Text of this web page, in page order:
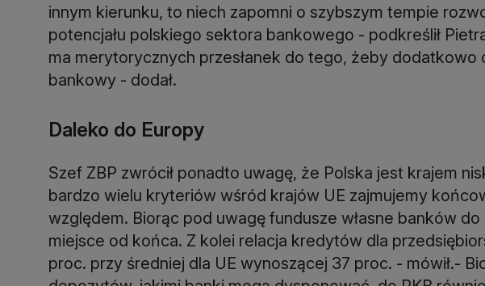
innym kierunku, to niech zapomni o szybszym tempie
potencjału polskiego sektora bankowego - podkreślił
ma merytorycznych przesłanek do tego, żeby
bankowy - dodał.
Daleko do Europy
Szef ZBP zwrócił ponadto uwagę, że Polska jest krajem
bardzo wielu kryteriów wśród krajów UE zajmujemy
względem. Biorąc pod uwagę fundusze własne banków do
miejsce od końca. Z kolei relacja kredytów dla
proc. przy średniej dla UE wynoszącej 37 proc. - mówił.-